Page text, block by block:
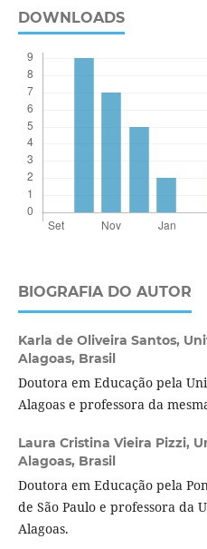
DOWNLOADS
BIOGRAFIA DO AUTOR
Karla de Oliveira Santos,
Alagoas, Brasil
Doutora em Educação pela
Alagoas e professora da
Laura Cristina Vieira Pizzi,
Alagoas, Brasil
Doutora em Educação pela
de São Paulo e professora da
Alagoas.